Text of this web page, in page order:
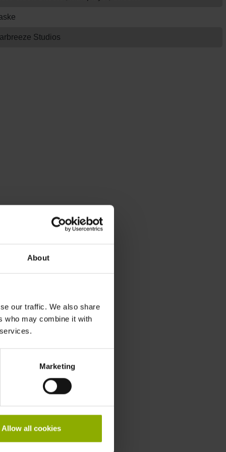
About
our traffic. We also share
who may combine it with
Marketing
Allow all cookies
Studios